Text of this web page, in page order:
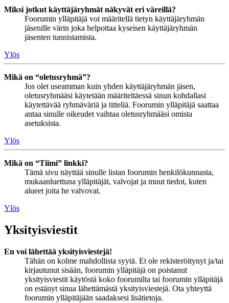
Miksi jotkut käyttäjäryhmät näkyvät eri väreillä?
Foorumin ylläpitäjä voi määritellä tietyn käyttäjäryhmän
jäsenille värin joka helpottaa kyseisen käyttäjäryhmän
jäsenten tunnistamista.
Ylös
Mikä on “oletusryhmä”?
Jos olet useamman kuin yhden käyttäjäryhmän jäsen,
oletusryhmääsi käytetään määriteltäessä sinun kohdallasi
käytettävää ryhmäväriä ja titteliä. Foorumin ylläpitäjä saattaa
antaa sinulle oikeudet vaihtaa oletusryhmääsi omista
asetuksista.
Ylös
Mikä on “Tiimi” linkki?
Tämä sivu näyttää sinulle listan foorumin henkilökunnasta,
mukaanluettuna ylläpitäjät, valvojat ja muut tiedot, kuten
alueet joita he valvovat.
Ylös
Yksityisviestit
En voi lähettää yksityisviestejä!
Tähän on kolme mahdollista syytä. Et ole rekisteröitynyt ja/tai
kirjautunut sisään, foorumin ylläpitäjä on poistanut
yksityisviestit käytöstä koko foorumilta tai foorumin ylläpitäjä
on estänyt sinua lähettämästä yksityisviestejä. Ota yhteyttä
foorumin ylläpitäjään saadaksesi lisätietoja.